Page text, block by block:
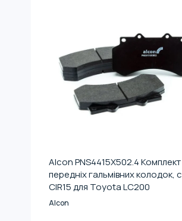
Alcon PNS4415X502.4 Комплект
передніх гальмівних колодок,
CIR15 для Toyota LC200
Alcon